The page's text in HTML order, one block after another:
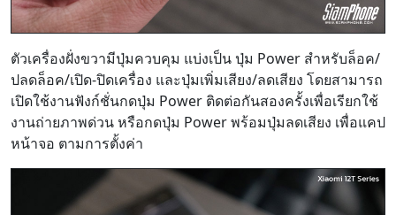
ตัวเครื่องฝั่งขวามีปุ่มควบคุม แบ่งเป็น ปุ่ม Power สำหรับล็อค/
ปลดล็อค/เปิด-ปิดเครื่อง และปุ่มเพิ่มเสียง/ลดเสียง โดยสามารถ
เปิดใช้งานฟังก์ชั่นกดปุ่ม Power ติดต่อกันสองครั้งเพื่อเรียกใช้
งานถ่ายภาพด่วน หรือกดปุ่ม Power พร้อมปุ่มลดเสียง เพื่อแคป
หน้าจอ ตามการตั้งค่า